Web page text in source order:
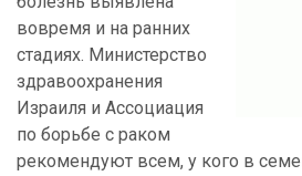
вовремя и на ранних
стадиях. Министерство
здравоохранения
Израиля и Ассоциация
по борьбе с раком
рекомендуют всем, у кого в